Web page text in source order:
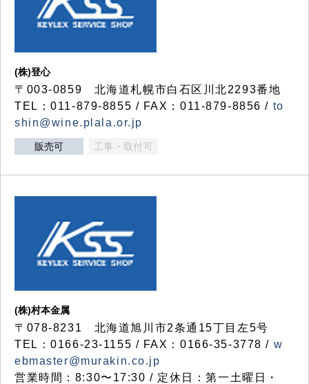
(株)登心
〒003-0859 北海道札幌市白石区川北2293番地
TEL：011-879-8855 / FAX：011-879-8856 / to
shin@wine.plala.or.jp
販売可 工事・取付可
(株)村本金属
〒078-8231 北海道旭川市2条通15丁目左5号
TEL：0166-23-1155 / FAX：0166-35-3778 / w
ebmaster@murakin.co.jp
営業時間：8:30〜17:30 / 定休日：第一土曜日・